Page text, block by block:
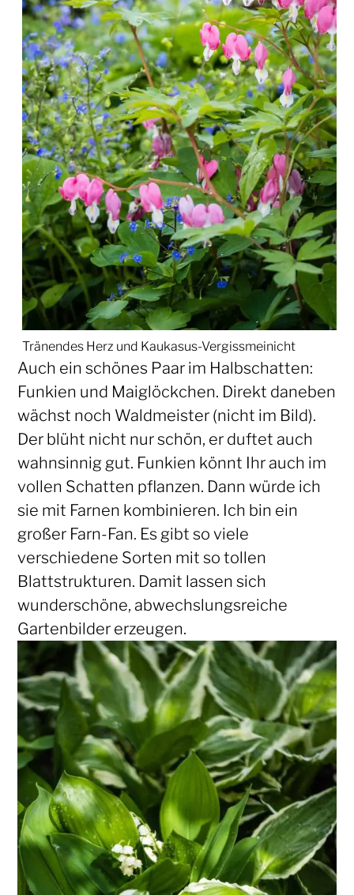
Tränendes Herz und Kaukasus-Vergissmeinicht
Auch ein schönes Paar im Halbschatten:
Funkien und Maiglöckchen. Direkt daneben
wächst noch Waldmeister (nicht im Bild).
Der blüht nicht nur schön, er duftet auch
wahnsinnig gut. Funkien könnt Ihr auch im
vollen Schatten pflanzen. Dann würde ich
sie mit Farnen kombinieren. Ich bin ein
großer Farn-Fan. Es gibt so viele
verschiedene Sorten mit so tollen
Blattstrukturen. Damit lassen sich
wunderschöne, abwechslungsreiche
Gartenbilder erzeugen.